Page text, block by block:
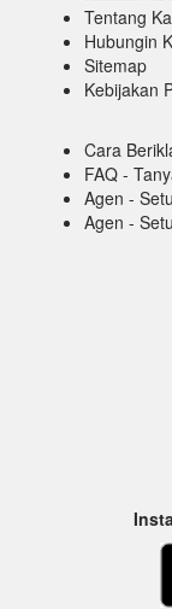
Tentang
Hubungin
Sitemap
Kebijakan
Cara
FAQ -
Agen -
Agen -